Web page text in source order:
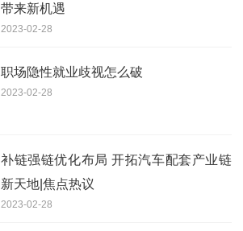
带来新机遇
2023-02-28
职场隐性就业歧视怎么破
2023-02-28
补链强链优化布局 开拓汽车配套产业链
新天地|焦点热议
2023-02-28